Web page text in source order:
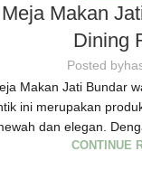
Meja Makan
Dining
Posted by
Makan Jati Bundar
ini merupakan
dan elegan.
CONTINUE